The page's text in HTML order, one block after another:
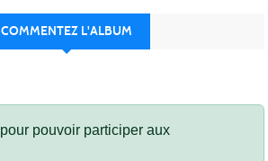
COMMENTEZ L'ALBUM
pour pouvoir participer aux